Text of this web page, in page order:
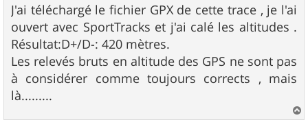
s
s
a
g
e
J'ai téléchargé le fichier GPX de cette trace , je l'ai
ouvert avec SportTracks et j'ai calé les altitudes .
Résultat:D+/D-: 420 mètres.
Les relevés bruts en altitude des GPS ne sont pas
à considérer comme toujours corrects , mais
là.........
a